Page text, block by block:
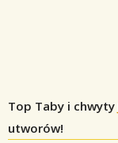
Top Taby i chwyty
utworów!